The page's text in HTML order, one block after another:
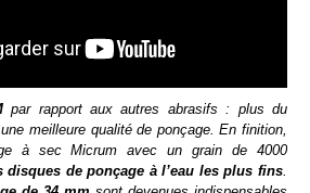
par rapport aux autres abrasifs : plus du
meilleure qualité de ponçage. En finition,
à sec Micrum avec un grain de 4000
disques de ponçage à l’eau les plus fins